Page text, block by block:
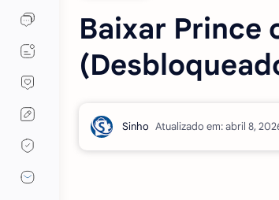
Baixar Prince
Atualizado em: